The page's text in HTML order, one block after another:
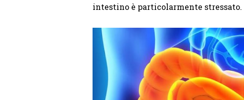
intestino è particolarmente stressato.